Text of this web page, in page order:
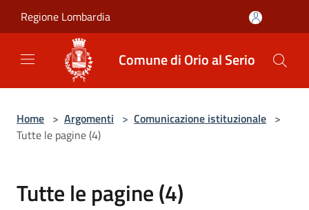
Regione Lombardia
Comune di Orio al Serio
Home > Argomenti > Comunicazione istituzionale >
Tutte le pagine (4)
Tutte le pagine (4)